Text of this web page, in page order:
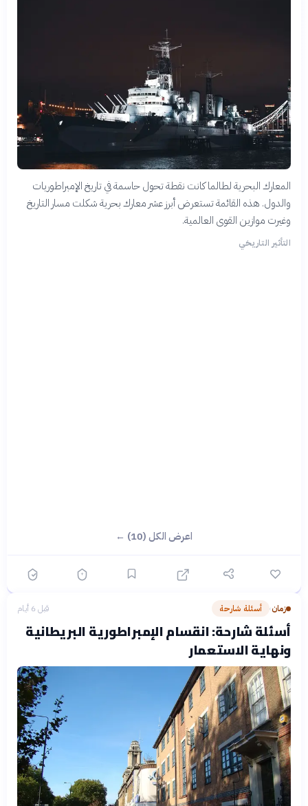
المعارك البحرية لطالما كانت نقطة تحول حاسمة في تاريخ الإمبراطوريات
والدول. هذه القائمة تستعرض أبرز عشر معارك بحرية شكلت مسار التاريخ
وغيرت موازين القوى العالمية.
التأثير التاريخي
اعرض الكل (10) ←
زمان› أسئلة شارحة قبل 6 أيام
أسئلة شارحة: انقسام الإمبراطورية البريطانية
ونهاية الاستعمار